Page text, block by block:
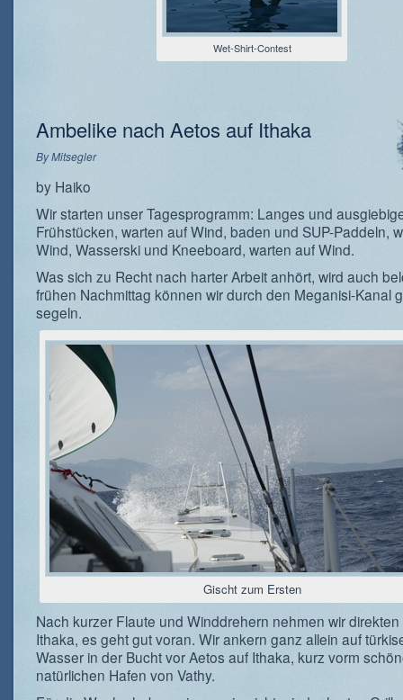
Wet-Shirt-Contest
Ambelike nach Aetos auf Ithaka
ByMitsegler
by Haiko
Wir starten unser Tagesprogramm: Langes und
Frühstücken, warten auf Wind, baden und SUP-Paddeln,
Wind, Wasserski und Kneeboard, warten auf Wind.
Was sich zu Recht nach harter Arbeit anhört, wird auch
frühen Nachmittag können wir durch den Meganisi-Kanal
segeln.
Gischt zum Ersten
Nach kurzer Flaute und Winddrehern nehmen wir
Ithaka, es geht gut voran. Wir ankern ganz allein auf
Wasser in der Bucht vor Aetos auf Ithaka, kurz vorm
natürlichen Hafen von Vathy.